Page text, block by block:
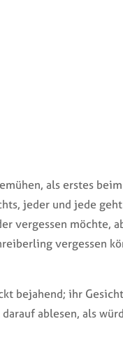
als erstes
jeder und jede
vergessen möchte,
vergessen
bejahend; ihr
ablesen, als